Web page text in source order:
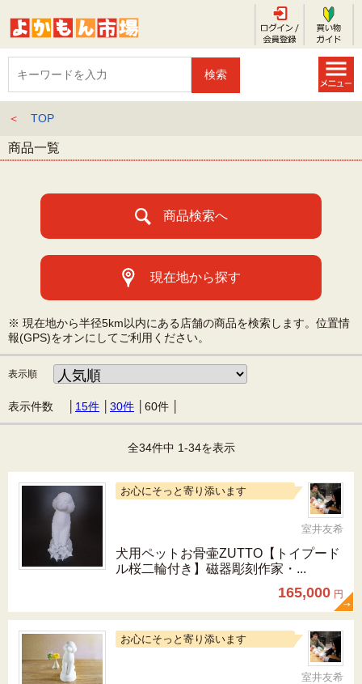
＜ TOP
商品一覧
商品検索へ
現在地から探す
※ 現在地から半径5km以内にある店舗の商品を検索します。位置情
報(GPS)をオンにしてご利用ください。
表示順
表示件数 │ 15件 30件 60件
全34件中 1-34を表示
お心にそっと寄り添います
室井友希
犬用ペットお骨壷ZUTTO【トイプード
ル桜二輪付き】磁器彫刻作家・...
165,000 円
お心にそっと寄り添います
室井友希